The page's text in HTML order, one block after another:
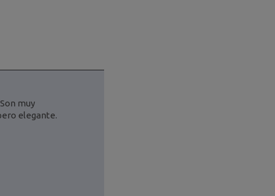
muy
elegante.